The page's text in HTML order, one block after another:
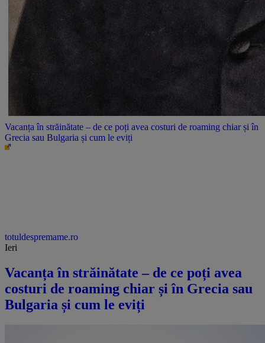
Vacanța în străinătate – de ce poți avea costuri de roaming chiar și în
Grecia sau Bulgaria și cum le eviți
totuldespremame.ro
Ieri
Vacanța în străinătate – de ce poți avea
costuri de roaming chiar și în Grecia sau
Bulgaria și cum le eviți